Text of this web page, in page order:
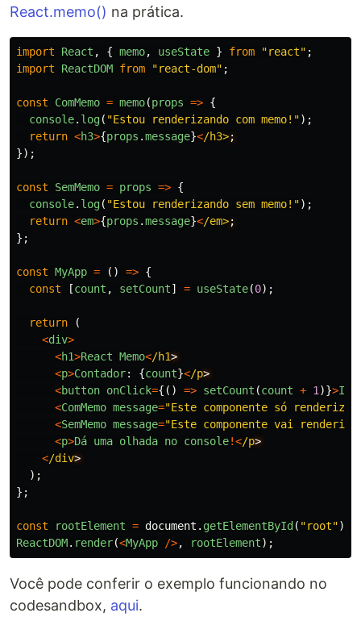
React.memo() na prática.
import React , { memo, useState } from "react" ;
import
ReactDOM from "react-dom" ;
const ComMemo = memo(props => {
console. log( "Estou renderizando com memo! ");
return <h3>{props .message}</h3>
});
const SemMemo = props => {
console. log( "Estou renderizando sem memo! ");
return <em>{props .message}</em>
};
const MyApp = () => {
const
[count , setCount] = useState(0);
return
(
<div>
<h1>React Memo</h1
<p>Contador: {count}</p
<button onClick={() => setCount (count + 1 )}>
<ComMemo message="Este componente só renderiza
<SemMemo message="Este componente vai
<p>Dá uma olhada no console!</p
</div
);
};
const rootElement = document . getElementById ( "root");
ReactDOM. render(<MyApp />, rootElement);
Você pode conferir o exemplo funcionando no
codesandbox, aqui.